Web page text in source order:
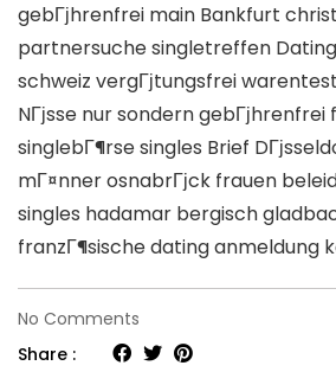
gebГјhrenfrei main Bankfurt
partnersuche singletreffen
schweiz vergГјtungsfrei
NГјsse nur sondern gebГјhrenfrei
singlebГ¶rse singles Brief
mГ¤nner osnabrГјck frauen
singles hadamar bergisch
franzГ¶sische dating anmeldung
No Comments
Dating
Share :